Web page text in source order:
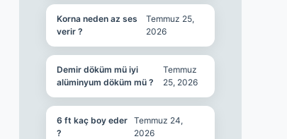
Korna neden az ses
verir ?
Temmuz 25,
2026
Demir döküm mü iyi
alüminyum döküm mü ?
Temmuz
25, 2026
6 ft kaç boy eder
?
Temmuz 24,
2026